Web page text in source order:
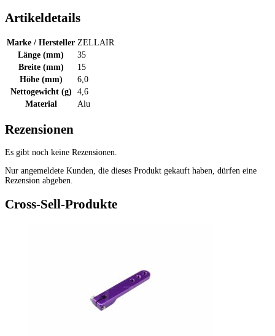
Artikeldetails
Marke / Hersteller ZELLAIR
Länge (mm)
35
Breite (mm)
15
Höhe (mm)
6,0
Nettogewicht (g)
4,6
Material
Alu
Rezensionen
Es gibt noch keine Rezensionen.
Nur angemeldete Kunden, die dieses Produkt gekauft haben, dürfen eine
Rezension abgeben.
Cross-Sell-Produkte